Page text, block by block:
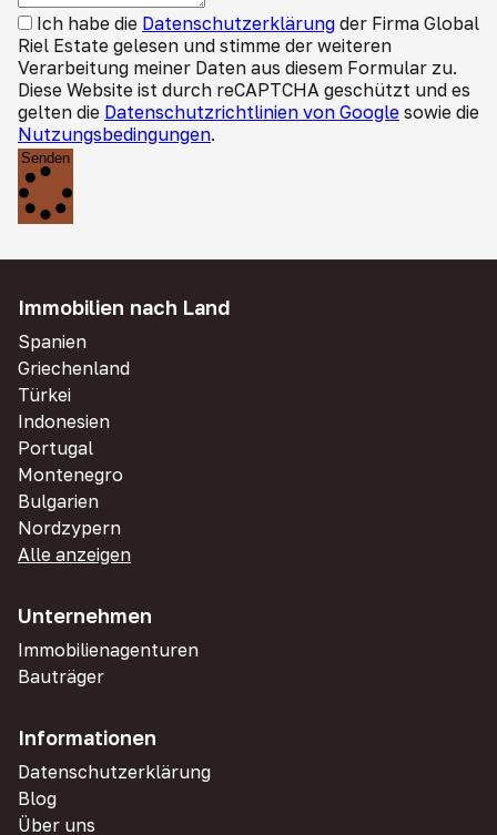
Ich habe die Datenschutzerklärung der Firma Global
Riel Estate gelesen und stimme der weiteren
Verarbeitung meiner Daten aus diesem Formular zu.
Diese Website ist durch reCAPTCHA geschützt und es
gelten die Datenschutzrichtlinien von Google sowie die
Nutzungsbedingungen.
Senden
Immobilien nach Land
Spanien
Griechenland
Türkei
Indonesien
Portugal
Montenegro
Bulgarien
Nordzypern
Alle anzeigen
Unternehmen
Immobilienagenturen
Bauträger
Informationen
Datenschutzerklärung
Blog
Über uns